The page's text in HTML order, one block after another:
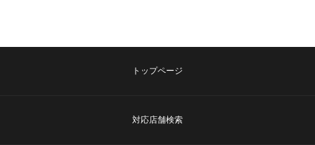
トップページ
対応店舗検索